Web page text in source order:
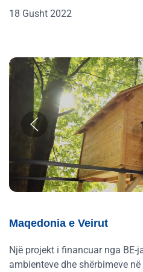
18 Gusht 2022
Maqedonia e Veirut
Një projekt i financuar nga BE-
ambienteve dhe shërbimeve